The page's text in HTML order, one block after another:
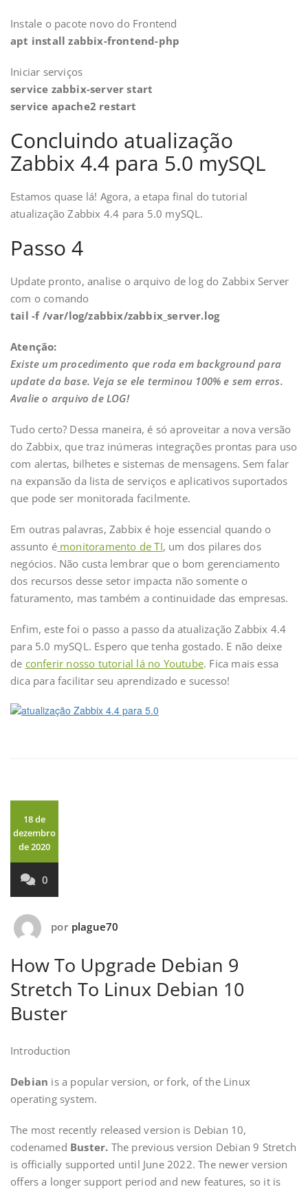
Instale o pacote novo do Frontend
apt install zabbix-frontend-php
Iniciar serviços
service zabbix-server start
service apache2 restart
Concluindo atualização
Zabbix 4.4 para 5.0 mySQL
Estamos quase lá! Agora, a etapa final do tutorial
atualização Zabbix 4.4 para 5.0 mySQL.
Passo 4
Update pronto, analise o arquivo de log do Zabbix Server
com o comando
tail -f /var/log/zabbix/zabbix_server.log
Atenção:
Existe um procedimento que roda em background para
update da base. Veja se ele terminou 100% e sem erros.
Avalie o arquivo de LOG!
Tudo certo? Dessa maneira, é só aproveitar a nova versão
do Zabbix, que traz inúmeras integrações prontas para uso
com alertas, bilhetes e sistemas de mensagens. Sem falar
na expansão da lista de serviços e aplicativos suportados
que pode ser monitorada facilmente.
Em outras palavras, Zabbix é hoje essencial quando o
assunto émonitoramento de TI, um dos pilares dos
negócios. Não custa lembrar que o bom gerenciamento
dos recursos desse setor impacta não somente o
faturamento, mas também a continuidade das empresas.
Enfim, este foi o passo a passo da atualização Zabbix 4.4
para 5.0 mySQL. Espero que tenha gostado. E não deixe
de conferir nosso tutorial lá no Youtube. Fica mais essa
dica para facilitar seu aprendizado e sucesso!
18 de
dezembro
de 2020
0
por plague70
How To Upgrade Debian 9
Stretch To Linux Debian 10
Buster
Introduction
Debian is a popular version, or fork, of the Linux
operating system.
The most recently released version is Debian 10,
codenamed Buster. The previous version Debian 9 Stretch
is officially supported until June 2022. The newer version
offers a longer support period and new features, so it is